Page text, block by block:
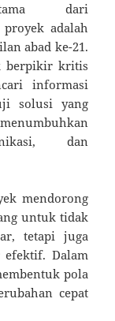
dari
proyek adalah
abad ke-21.
berpikir kritis
informasi
solusi yang
dan
mendorong
untuk tidak
tetapi juga
efektif. Dalam
pola
cepat